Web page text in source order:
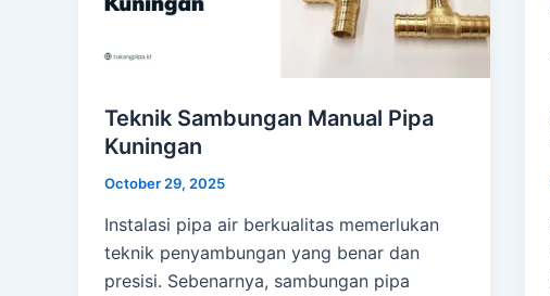
Teknik Sambungan Manual Pipa
Kuningan
October 29, 2025
Instalasi pipa air berkualitas memerlukan
teknik penyambungan yang benar dan
presisi. Sebenarnya, sambungan pipa